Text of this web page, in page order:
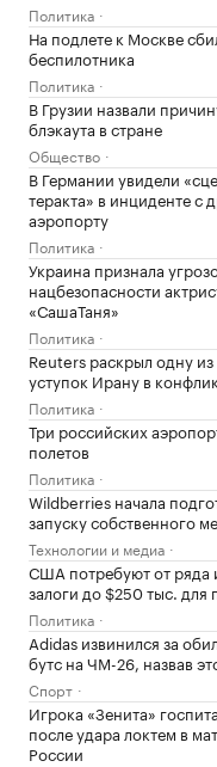
Политика
На подлете к Москве
беспилотника
Политика
В Грузии назвали
блэкаута в стране
Общество
В Германии увидели
теракта» в инциденте с
аэропорту
Политика
Украина признала
нацбезопасности
«СашаТаня»
Политика
Reuters раскрыл одну
уступок Ирану в
Политика
Три российских
полетов
Политика
Wildberries начала
запуску собственного
Технологии и медиа
США потребуют от ряда
залоги до $250 тыс. для
Политика
Adidas извинился за
бутс на ЧМ-26, назвав
Спорт
Игрока «Зенита»
после удара локтем в
России